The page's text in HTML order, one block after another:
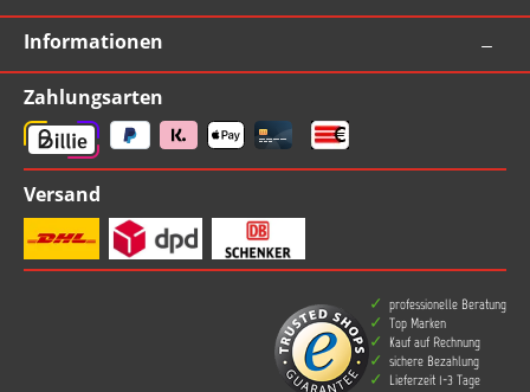
Informationen
Zahlungsarten
Versand
professionelle Beratung
Top Marken
Kauf auf Rechnung
sichere Bezahlung
Lieferzeit 1-3 Tage